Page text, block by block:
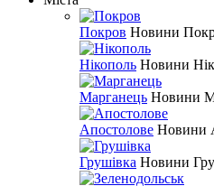
Покров Новини
Нікополь Новини
Марганець Новини
Апостолове Новини
Грушівка Новини